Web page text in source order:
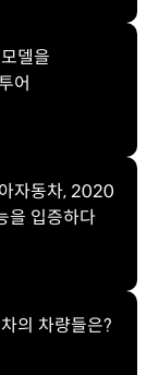
델을
어
자동차, 2020
을 입증하다
의 차량들은?